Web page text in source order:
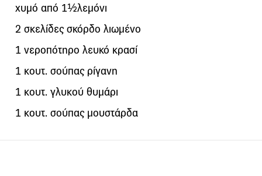
χυμό από 1½λεμόνι
2 σκελίδες σκόρδο λιωμένο
1 νεροπότηρο λευκό κρασί
1 κουτ. σούπας ρίγανη
1 κουτ. γλυκού θυμάρι
1 κουτ. σούπας μουστάρδα